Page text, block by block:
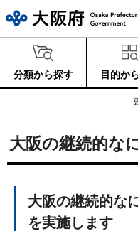
分類から探す 目的か
大阪の継続的な
大阪の継続的な
を実施します